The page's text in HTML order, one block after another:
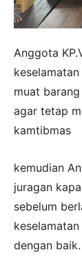
Anggota
muat
agar tetap
kamtibmas
kemudian
juragan
sebelum
dengan baik.